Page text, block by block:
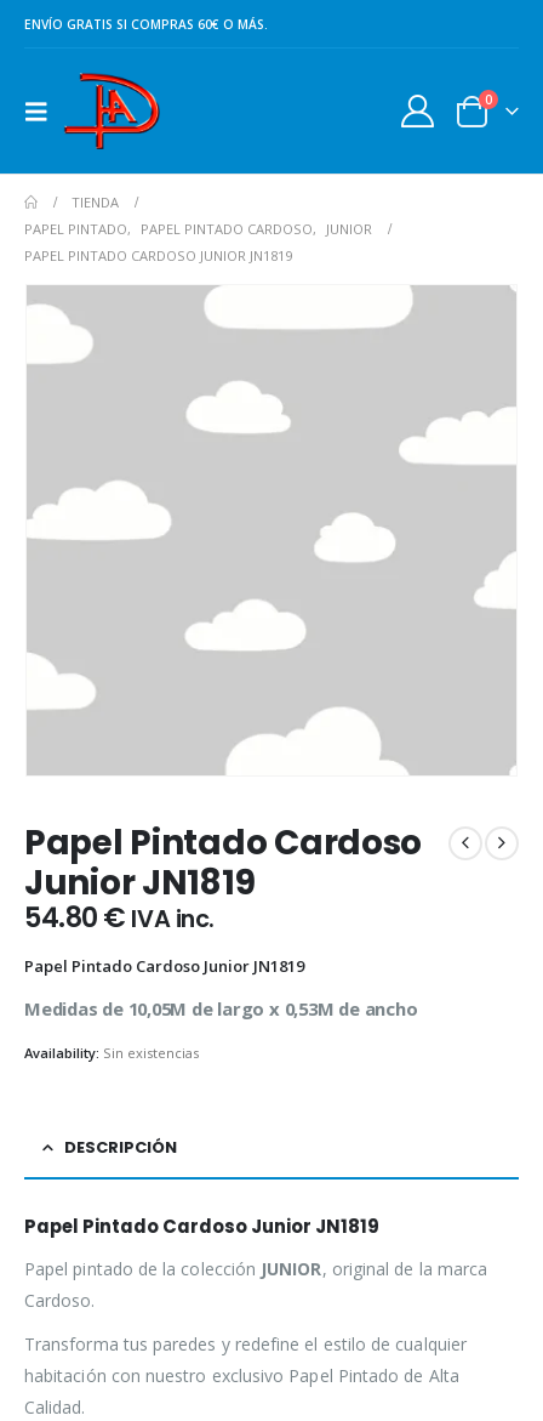
ENVÍO GRATIS SI COMPRAS 60€ O MÁS.
0
TIENDA
PAPEL PINTADO, PAPEL PINTADO CARDOSO,
JUNIOR
PAPEL PINTADO CARDOSO JUNIOR JN1819
Papel Pintado Cardoso
Junior JN1819
54.80€ IVA inc.
Papel Pintado Cardoso Junior JN1819
Medidas de 10,05M de largo x 0,53M de ancho
Availability: Sin existencias
DESCRIPCIÓN
Papel Pintado Cardoso Junior JN1819
Papel pintado de la colección JUNIOR, original de la marca
Cardoso.
Transforma tus paredes y redefine el estilo de cualquier
habitación con nuestro exclusivo Papel Pintado de Alta
Calidad.